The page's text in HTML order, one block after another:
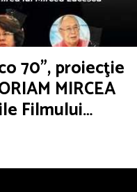
70”, proiecţie
MIRCEA
Filmului